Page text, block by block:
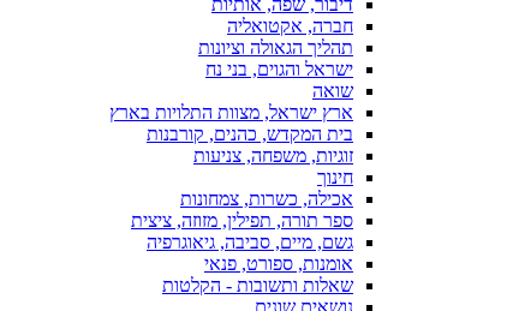
דיבור, שפה, אותיות
חברה, אקטואליה
תהליך הגאולה וציונות
ישראל והגוים, בני נח
שואה
ארץ ישראל, מצוות התלויות בארץ
בית המקדש, כהנים, קורבנות
זוגיות, משפחה, צניעות
חינוך
אכילה, כשרות, צמחונות
ספר תורה, תפילין, מזוזה, ציצית
גשם, מיים, סביבה, גיאוגרפיה
אומנות, ספורט, פנאי
שאלות ותשובות - הקלטות
נושאים שונים